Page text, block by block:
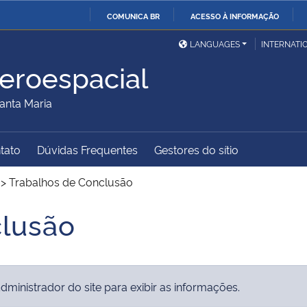
COMUNICA BR ACESSO À INFORMAÇÃO
Ministério da Defesa
Ministério das Relações
Exteriores
Ministério da Cidadania
Ministério do
Desenvolvimento Regional
Controladoria-Geral da
Advocacia-Geral da União
LANGUAGES
Maria
Dúvidas Frequentes Gestores do sítio
>Trabalhos de Conclusão
do site para exibir as informações.